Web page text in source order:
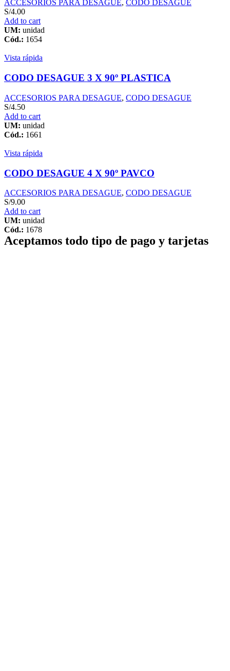
ACCESORIOS PARA DESAGUE, CODO DESAGUE
S/4.00
Add to cart
UM: unidad
Cód.: 1654
Vista rápida
CODO DESAGUE 3 X 90º PLASTICA
ACCESORIOS PARA DESAGUE, CODO DESAGUE
S/4.50
Add to cart
UM: unidad
Cód.: 1661
Vista rápida
CODO DESAGUE 4 X 90º PAVCO
ACCESORIOS PARA DESAGUE, CODO DESAGUE
S/9.00
Add to cart
UM: unidad
Cód.: 1678
Aceptamos todo tipo de pago y tarjetas